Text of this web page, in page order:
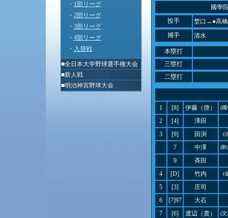
・ 1部リーグ
・ 2部リーグ
・ 3部リーグ
・ 4部リーグ
・ 入替戦
■全日本大学野球選手権大会
■新人戦
■明治神宮野球大会
國學
投手
埜口→●高
捕手
清水
本塁打
三塁打
二塁打
1 [8] 伊藤（啓） (國
2 [4]
澤田
3
[9] 田渕 (
7 中澤 (駒
9
斉田
4
[D] 竹内 (
5 [3]
庄司
6
[7]97
大石
7
[6] 渡辺（貴） (文